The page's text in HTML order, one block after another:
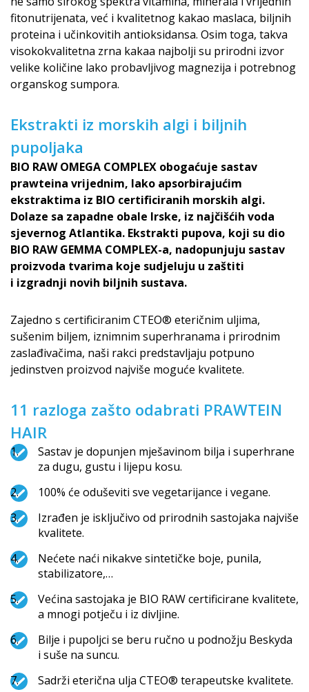
fitonutrijenata, već i kvalitetnog kakao maslaca, biljnih
proteina i učinkovitih antioksidansa. Osim toga, takva
visokokvalitetna zrna kakaa najbolji su prirodni izvor
velike količine lako probavljivog magnezija i potrebnog
organskog sumpora.
Ekstrakti iz morskih algi i biljnih
pupoljaka
BIO RAW OMEGA COMPLEX obogaćuje sastav
prawteina vrijednim, lako apsorbirajućim
ekstraktima iz BIO certificiranih morskih algi.
Dolaze sa zapadne obale Irske, iz najčišćih voda
sjevernog Atlantika. Ekstrakti pupova, koji su dio
BIO RAW GEMMA COMPLEX-a, nadopunjuju sastav
proizvoda tvarima koje sudjeluju u zaštiti
i izgradnji novih biljnih sustava.
Zajedno s certificiranim CTEO® eteričnim uljima,
sušenim biljem, iznimnim superhranama i prirodnim
zaslađivačima, naši rakci predstavljaju potpuno
jedinstven proizvod najviše moguće kvalitete.
11 razloga zašto odabrati PRAWTEIN
HAIR
Sastav je dopunjen mješavinom bilja i superhrane
za dugu, gustu i lijepu kosu.
100% će oduševiti sve vegetarijance i vegane.
Izrađen je isključivo od prirodnih sastojaka najviše
kvalitete.
Nećete naći nikakve sintetičke boje, punila,
stabilizatore,…
Većina sastojaka je BIO RAW certificirane kvalitete,
a mnogi potječu i iz divljine.
Bilje i pupoljci se beru ručno u podnožju Beskyda
i suše na suncu.
Sadrži eterična ulja CTEO® terapeutske kvalitete.